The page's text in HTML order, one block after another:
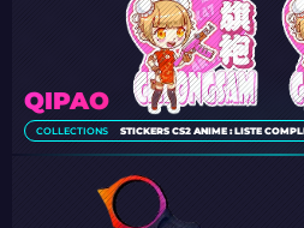
QIPAO
COLLECTIONS STICKERS CS2 ANIME : LISTE